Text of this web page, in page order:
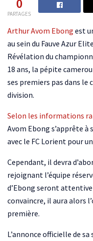
PARTAGES
Arthur Avom Ebong est
au sein du Fauve Azur
Révélation du
18 ans, la pépite
ses premiers pas dans
division.
Selon les informations
Avom Ebong s’apprête
avec le FC Lorient pour
Cependant, il devra
rejoignant l’équipe
d’Ebong seront
convaincre, il aura alors
première.
L’annonce officielle de